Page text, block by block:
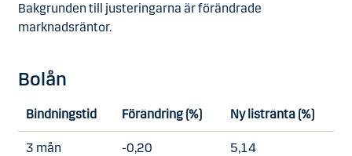
Bakgrunden till justeringarna är förändrade
marknadsräntor.
Bolån
Bindningstid Förändring (%) Ny listränta (%)
3 mån -0,20 5,14